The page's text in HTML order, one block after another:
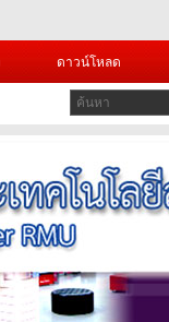
ดาวน์โหลด